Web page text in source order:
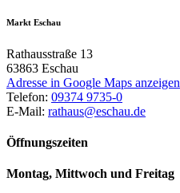
Markt Eschau
Rathausstraße 13
63863 Eschau
Adresse in Google Maps anzeigen
Telefon: 09374 9735-0
E-Mail: rathaus@eschau.de
Öffnungszeiten
Montag, Mittwoch und Freitag